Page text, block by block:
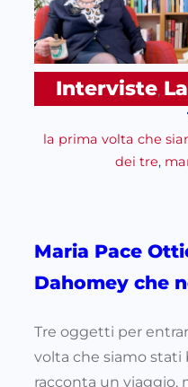
Interviste,
la prima volta che
dei tre,
Maria Pace
Dahomey che
Tre oggetti per
volta che siamo stati
racconta un viaggio,